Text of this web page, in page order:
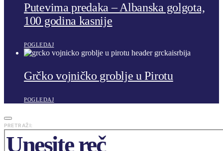
Putevima predaka – Albanska golgota,
100 godina kasnije
POGLEDAJ
Grčko vojničko groblje u Pirotu
POGLEDAJ
PRETRAŽI: